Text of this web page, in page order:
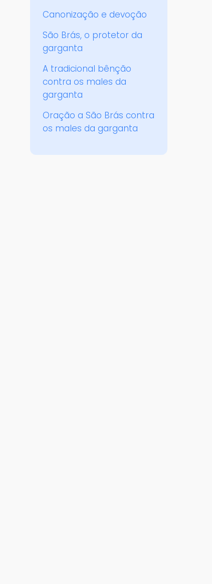
Canonização e devoção
São Brás, o protetor da
garganta
A tradicional bênção
contra os males da
garganta
Oração a São Brás contra
os males da garganta